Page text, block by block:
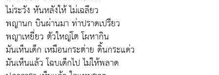
ไม่ระวัง หันหลังให้ ไม่เฉลียว
พญานก บินผ่านมา ท่าปราดเปรียว
พญาเหยี่ยว ตัวใหญ่โต โผหากิน
มันเห็นเด็ก เหมือนกระต่าย ดิ้นกระแด่ว
มันเห็นแล้ว โฉบเด็กไป ไม่ให้พลาด